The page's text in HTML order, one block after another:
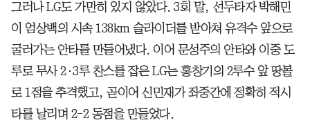
그러나 LG도 가만히 있지 않았다. 3회 말, 선두타자 박해민
이 엄상백의 시속 138km 슬라이더를 받아쳐 유격수 앞으로
굴러가는 안타를 만들어냈다. 이어 문성주의 안타와 이중 도
루로 무사 2·3루 찬스를 잡은 LG는 홍창기의 2루수 앞 땅볼
로 1점을 추격했고, 곧이어 신민재가 좌중간에 정확히 적시
타를 날리며 2-2 동점을 만들었다.